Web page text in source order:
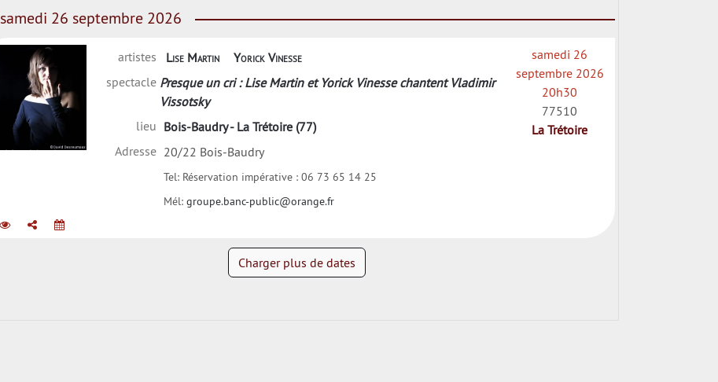
samedi 26 septembre 2026
Lise Martin
artistes Lise Martin
Yorick Vinesse
spectacle Presque un cri : Lise Martin et Yorick Vinesse chantent Vladimir
Vissotsky
lieu Bois-Baudry - La Trétoire (77)
Adresse 20/22 Bois-Baudry
Tel: Réservation impérative : 06 73 65 14 25
Mél:groupe.banc-public@orange.fr
samedi 26
septembre 2026
20h30
77510
La Trétoire
Charger plus de dates